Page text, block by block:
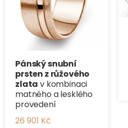
Pánský snubní
prsten z růžového
zlata v kombinaci
matného a lesklého
provedení
26 901 Kč